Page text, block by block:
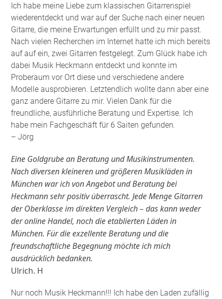
Ich habe meine Liebe zum klassischen Gitarrenspiel
wiederentdeckt und war auf der Suche nach einer neuen
Gitarre, die meine Erwartungen erfüllt und zu mir passt.
Nach vielen Recherchen im Internet hatte ich mich bereits
auf auf ein, zwei Gitarren festgelegt. Zum Glück habe ich
dabei Musik Heckmann entdeckt und konnte im
Proberaum vor Ort diese und verschiedene andere
Modelle ausprobieren. Letztendlich wollte dann aber eine
ganz andere Gitarre zu mir. Vielen Dank für die
freundliche, ausführliche Beratung und Expertise. Ich
habe mein Fachgeschäft für 6 Saiten gefunden
– Jörg
Eine Goldgrube an Beratung und Musikinstrumenten.
Nach diversen kleineren und größeren Musikläden in
München war ich von Angebot und Beratung bei
Heckmann sehr positiv überrascht. Jede Menge Gitarren
der Oberklasse im direkten Vergleich – das kann weder
der online Handel, noch die etablierten Läden in
München. Für die exzellente Beratung und die
freundschaftliche Begegnung möchte ich mich
ausdrücklich bedanken.
Ulrich. H
Nur noch Musik Heckmann!!! Ich habe den Laden zufällig